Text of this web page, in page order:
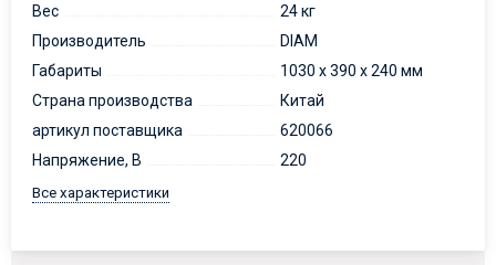
Вес
24 кг
Производитель
DIAM
Габариты
1030 х 390 х 240 мм
Страна производства
Китай
артикул поставщика
620066
Напряжение, В
220
Все характеристики